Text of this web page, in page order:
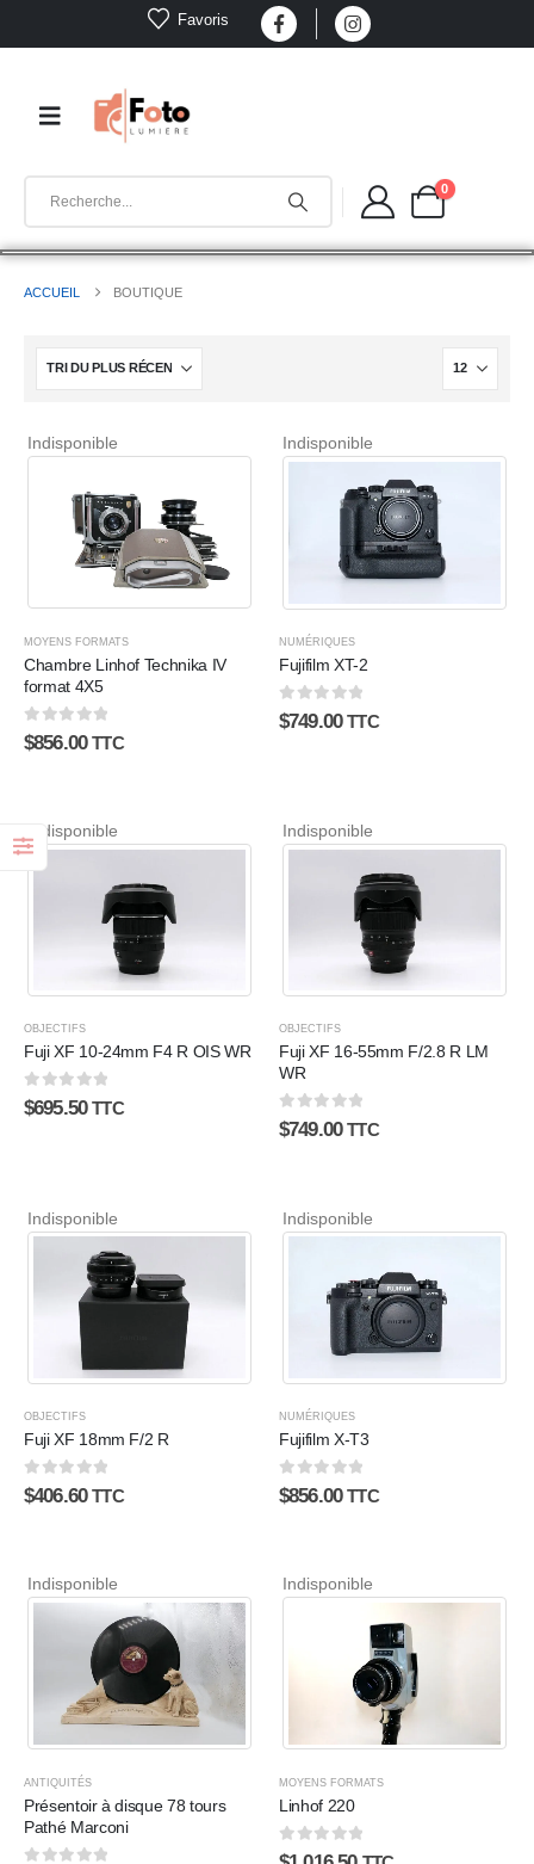
Favoris
0
ACCUEIL BOUTIQUE
Indisponible
MOYENS FORMATS
Chambre Linhof Technika IV
format 4X5
0sur 5
$856.00 TTC
Indisponible
NUMÉRIQUES
Fujifilm XT-2
0sur 5
$749.00 TTC
Indisponible
OBJECTIFS
Fuji XF 10-24mm F4 R OIS WR
0sur 5
$695.50 TTC
Indisponible
OBJECTIFS
Fuji XF 16-55mm F/2.8 R LM
WR
0sur 5
$749.00 TTC
Indisponible
OBJECTIFS
Fuji XF 18mm F/2 R
0sur 5
$406.60 TTC
Indisponible
NUMÉRIQUES
Fujifilm X-T3
0sur 5
$856.00 TTC
Indisponible
ANTIQUITÉS
Présentoir à disque 78 tours
Pathé Marconi
Indisponible
MOYENS FORMATS
Linhof 220
0sur 5